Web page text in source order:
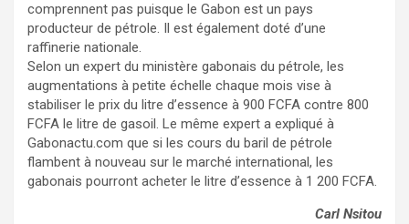
comprennent pas puisque le Gabon est un pays
producteur de pétrole. Il est également doté d’une
raffinerie nationale.
Selon un expert du ministère gabonais du pétrole, les
augmentations à petite échelle chaque mois vise à
stabiliser le prix du litre d’essence à 900 FCFA contre 800
FCFA le litre de gasoil. Le même expert a expliqué à
Gabonactu.com que si les cours du baril de pétrole
flambent à nouveau sur le marché international, les
gabonais pourront acheter le litre d’essence à 1 200 FCFA.
Carl Nsitou